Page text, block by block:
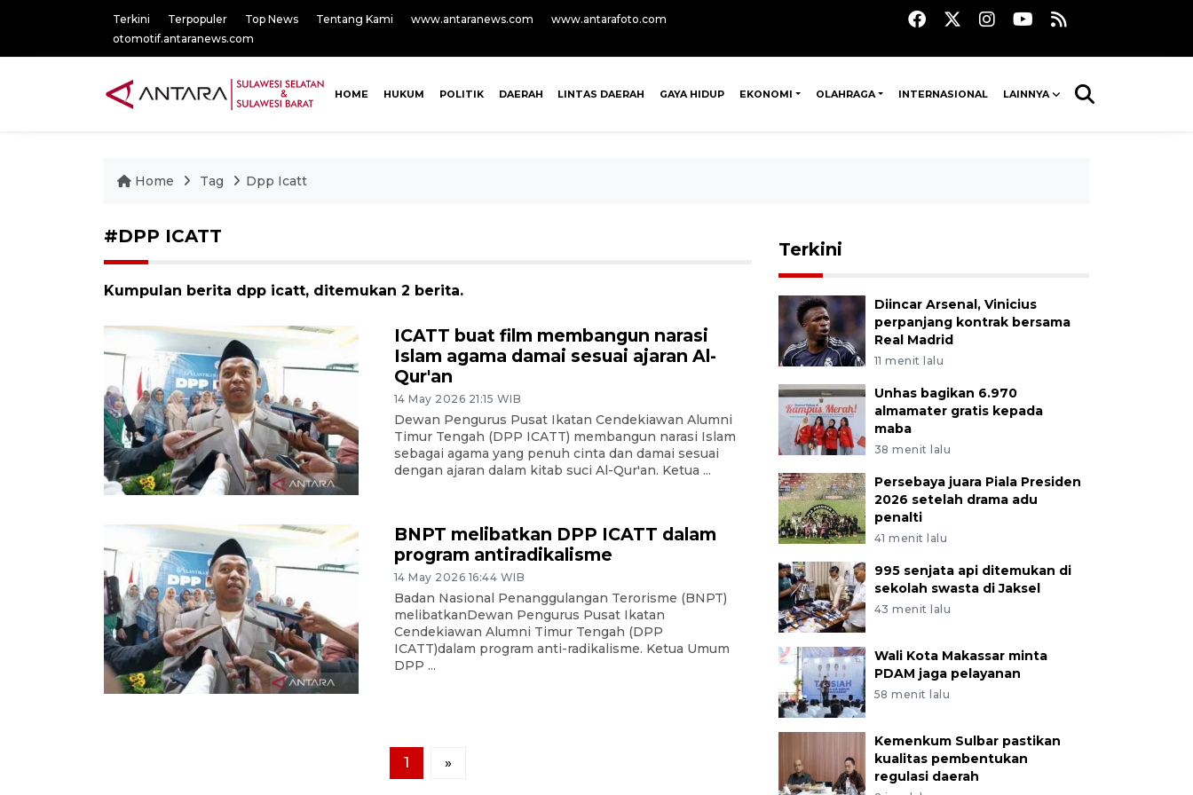
Terkini Terpopuler Top News Tentang Kami www.antaranews.com
www.antarafoto.com
otomotif.antaranews.com
HOME HUKUM POLITIK DAERAH LINTAS DAERAH GAYA HIDUP EKONOMI OLAHRAGA INTERNASIONAL LAINNYA
Home Tag Dpp Icatt
#DPP ICATT
Kumpulan berita dpp icatt, ditemukan 2 berita.
ICATT buat film membangun narasi
Islam agama damai sesuai ajaran Al-
Qur'an
14 May 2026 21:15 WIB
Dewan Pengurus Pusat Ikatan Cendekiawan Alumni
Timur Tengah (DPP ICATT) membangun narasi Islam
sebagai agama yang penuh cinta dan damai sesuai
dengan ajaran dalam kitab suci Al-Qur'an. Ketua ...
BNPT melibatkan DPP ICATT dalam
program antiradikalisme
14 May 2026 16:44 WIB
Badan Nasional Penanggulangan Terorisme (BNPT)
melibatkanDewan Pengurus Pusat Ikatan
Cendekiawan Alumni Timur Tengah (DPP
ICATT)dalam program anti-radikalisme. Ketua Umum
DPP ...
1 »
Terkini
Diincar Arsenal, Vinicius
perpanjang kontrak bersama
Real Madrid
11 menit lalu
Unhas bagikan 6.970
almamater gratis kepada
maba
38 menit lalu
Persebaya juara Piala Presiden
2026 setelah drama adu
penalti
41 menit lalu
995 senjata api ditemukan di
sekolah swasta di Jaksel
43 menit lalu
Wali Kota Makassar minta
PDAM jaga pelayanan
58 menit lalu
Kemenkum Sulbar pastikan
kualitas pembentukan
regulasi daerah